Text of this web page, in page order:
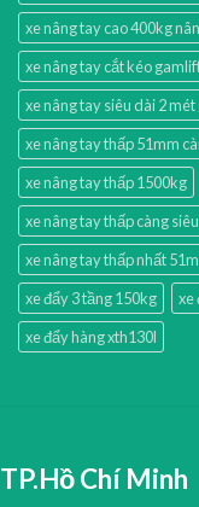
xe nâng tay cao 400kg
xe nâng tay cắt kéo
xe nâng tay siêu dài 2 mét
xe nâng tay thấp 51mm
xe nâng tay thấp 1500kg
xe nâng tay thấp càng
xe nâng tay thấp nhất
xe đẩy 3 tầng 150kg
xe
xe đẩy hàng xth130l
TP.Hồ Chí Minh